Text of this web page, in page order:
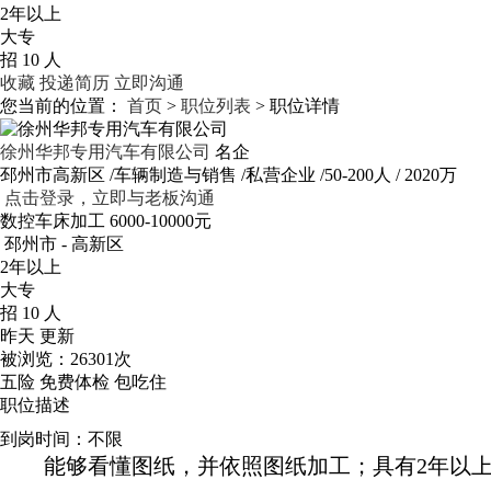
2年以上
大专
招 10 人
收藏 投递简历 立即沟通
您当前的位置： 首页 > 职位列表 > 职位详情
徐州华邦专用汽车有限公司 名企
邳州市高新区 /车辆制造与销售 /私营企业 /50-200人 / 2020万
点击登录，立即与老板沟通
数控车床加工 6000-10000元
邳州市 - 高新区
2年以上
大专
招 10 人
昨天 更新
被浏览： 26301次
五险 免费体检 包吃住
职位描述
到岗时间：不限
能够看懂图纸，并依照图纸加工；具有2年以